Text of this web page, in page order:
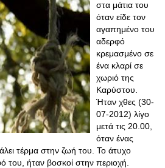
στα μάτια του
όταν είδε τον
αγαπημένο του
αδερφό
κρεμασμένο σε
ένα κλαρί σε
χωριό της
Καρύστου.
Ήταν χθες (30-
07-2012) λίγο
μετά τις 20.00,
όταν ένας
τέρμα στην ζωή του. Το άτυχο
του, ήταν βοσκοί στην περιοχή.